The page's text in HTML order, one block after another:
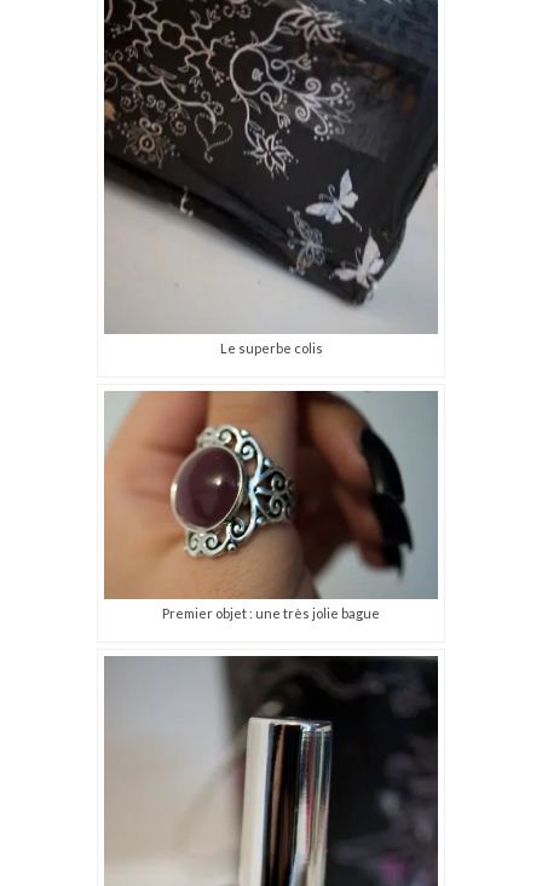
Le superbe colis
Premier objet : une très jolie bague